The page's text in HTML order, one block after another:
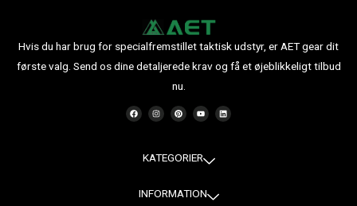
Hvis du har brug for specialfremstillet taktisk udstyr, er AET gear dit
første valg. Send os dine detaljerede krav og få et øjeblikkeligt tilbud
nu.
F
a
c
I
n
s
r
a
P
i
n
e
s
Y
o
u
e
L
i
n
KATEGORIER
INFORMATION